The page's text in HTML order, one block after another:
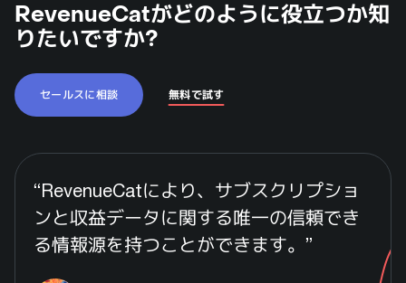
RevenueCatがどのように役立つか知
りたいですか?
セールスに相談 無料で試す
“ RevenueCatにより、サブスクリプショ
ンと収益データに関する唯一の信頼でき
る情報源を持つことができます。 ”